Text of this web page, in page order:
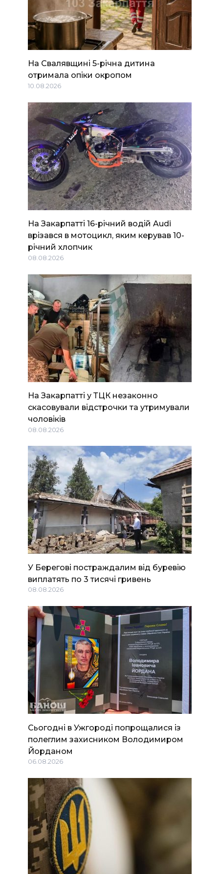
На Свалявщині 5-річна дитина
отримала опіки окропом
10.08.2026
На Закарпатті 16-річний водій Audi
врізався в мотоцикл, яким керував 10-
річний хлопчик
08.08.2026
На Закарпатті у ТЦК незаконно
скасовували відстрочки та утримували
чоловіків
08.08.2026
У Берегові постраждалим від буревію
виплатять по 3 тисячі гривень
08.08.2026
Сьогодні в Ужгороді попрощалися із
полеглим захисником Володимиром
Йорданом
06.08.2026